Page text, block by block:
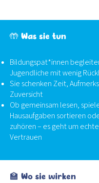
🤲 Was sie tun
Bildungspat*innen
Jugendliche mit wenig
Sie schenken Zeit,
Zuversicht
Ob gemeinsam lesen,
Hausaufgaben sortieren
zuhören – es geht um
Vertrauen
🏫 Wo sie wirken